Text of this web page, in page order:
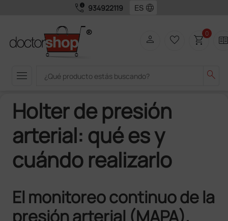
call_quality 934922119 language
menu search
person favorite_border shopping_cart0
Holter de presión
arterial: qué es y
cuándo realizarlo
El monitoreo continuo de la
presión arterial (MAPA),